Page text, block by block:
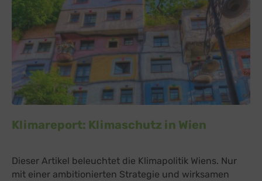
Klimareport: Klimaschutz in Wien
Dieser Artikel beleuchtet die Klimapolitik Wiens. Nur
mit einer ambitionierten Strategie und wirksamen